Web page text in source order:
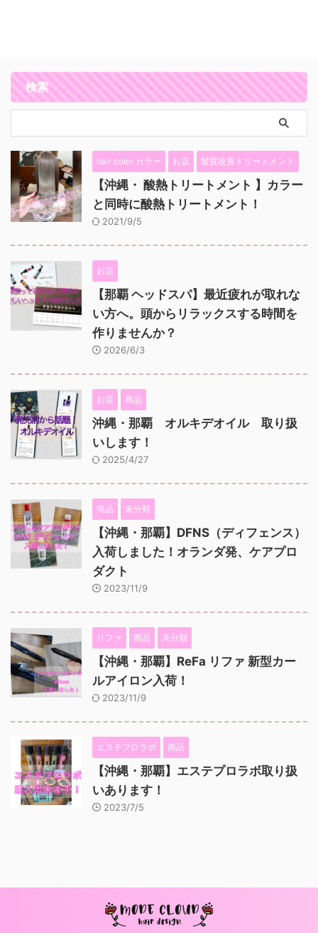
検索
hair color カラー お店 髪質改善トリートメント
【沖縄・ 酸熱トリートメント 】カラー
と同時に酸熱トリートメント！
2021/9/5
お店
【那覇 ヘッドスパ】最近疲れが取れな
い方へ。頭からリラックスする時間を
作りませんか？
2026/6/3
お店 商品
沖縄・那覇 オルキデオイル 取り扱
いします！
2025/4/27
商品 未分類
【沖縄・那覇】DFNS（ディフェンス）
入荷しました！オランダ発、ケアプロ
ダクト
2023/11/9
リファ 商品 未分類
【沖縄・那覇】ReFa リファ 新型カー
ルアイロン入荷！
2023/11/9
エステプロラボ 商品
【沖縄・那覇】エステプロラボ取り扱
いあります！
2023/7/5